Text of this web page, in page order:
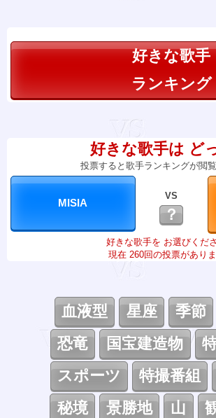
好きな歌手
ランキング
好きな歌手は ど
投票すると歌手ランキングが閲
VS
？
好きな歌手を お選びくださ
現在 260回の投票がありま
血液型
星座 季節
恐竜
国宝建造物
スポーツ
特撮番組
秘境
景勝地 山